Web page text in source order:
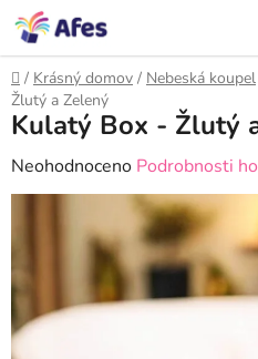
Přejít
na
obsah
Domů
/ Krásný domov / Nebeská koupel
Žlutý a Zelený
Kulatý Box - Žlutý
Průměrné
hodnocení
0,0
z
5
Neohodnoceno Podrobnosti